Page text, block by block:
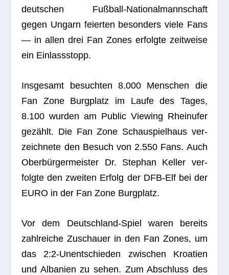
deut­schen Fuß­ball-Natio­nal­mann­schaft
gegen Ungarn fei­er­ten beson­ders viele Fans
— in allen drei Fan Zones erfolgte zeit­weise
ein Einlassstopp.
Ins­ge­samt besuch­ten 8.000 Men­schen die
Fan Zone Burg­platz im Laufe des Tages,
8.100 wur­den am Public Vie­w­ing Rhein­ufer
gezählt. Die Fan Zone Schau­spiel­haus ver­
zeich­nete den Besuch von 2.550 Fans. Auch
Ober­bür­ger­meis­ter Dr. Ste­phan Kel­ler ver­
folgte den zwei­ten Erfolg der DFB-Elf bei der
EURO in der Fan Zone Burgplatz.
Vor dem Deutsch­land-Spiel waren bereits
zahl­rei­che Zuschauer in den Fan Zones, um
das 2:2‑Unentschieden zwi­schen Kroa­tien
und Alba­nien zu sehen. Zum Abschluss des